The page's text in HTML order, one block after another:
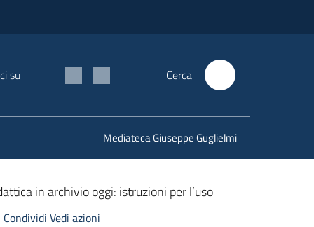
su Cerca
Mediateca Giuseppe Guglielmi
in archivio oggi: istruzioni per l’uso
Condividi Vedi azioni